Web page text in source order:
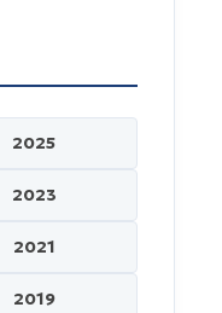
2025
2023
2021
2019